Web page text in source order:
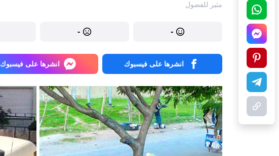
مثير للفضول
-
-
انشرها على فيسبوك انشرها على فيسبوك